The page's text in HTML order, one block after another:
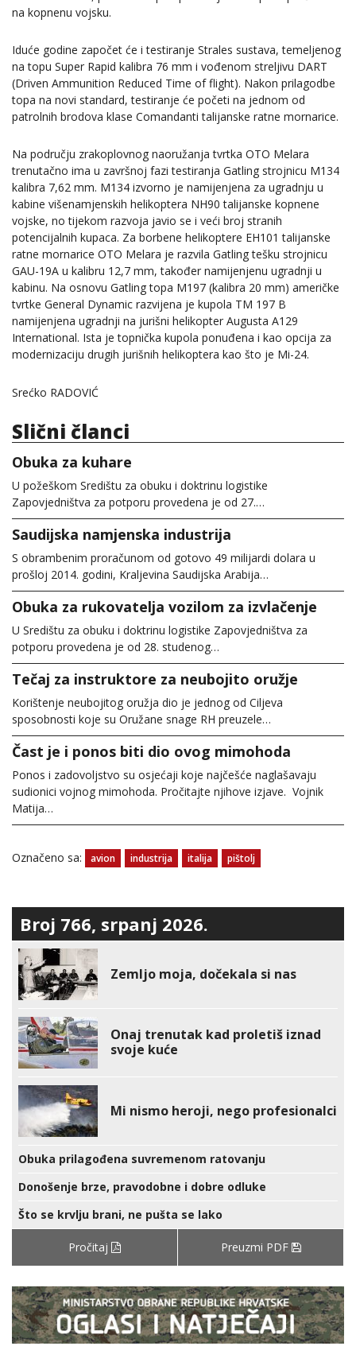
na kopnenu vojsku.
Iduće godine započet će i testiranje Strales sustava, temeljenog
na topu Super Rapid kalibra 76 mm i vođenom streljivu DART
(Driven Ammunition Reduced Time of flight). Nakon prilagodbe
topa na novi standard, testiranje će početi na jednom od
patrolnih brodova klase Comandanti talijanske ratne mornarice.
Na području zrakoplovnog naoružanja tvrtka OTO Melara
trenutačno ima u završnoj fazi testiranja Gatling strojnicu M134
kalibra 7,62 mm. M134 izvorno je namijenjena za ugradnju u
kabine višenamjenskih helikoptera NH90 talijanske kopnene
vojske, no tijekom razvoja javio se i veći broj stranih
potencijalnih kupaca. Za borbene helikoptere EH101 talijanske
ratne mornarice OTO Melara je razvila Gatling tešku strojnicu
GAU-19A u kalibru 12,7 mm, također namijenjenu ugradnji u
kabinu. Na osnovu Gatling topa M197 (kalibra 20 mm) američke
tvrtke General Dynamic razvijena je kupola TM 197 B
namijenjena ugradnji na jurišni helikopter Augusta A129
International. Ista je topnička kupola ponuđena i kao opcija za
modernizaciju drugih jurišnih helikoptera kao što je Mi-24.
Srećko RADOVIĆ
Slični članci
Obuka za kuhare
U požeškom Središtu za obuku i doktrinu logistike
Zapovjedništva za potporu provedena je od 27.…
Saudijska namjenska industrija
S obrambenim proračunom od gotovo 49 milijardi dolara u
prošloj 2014. godini, Kraljevina Saudijska Arabija…
Obuka za rukovatelja vozilom za izvlačenje
U Središtu za obuku i doktrinu logistike Zapovjedništva za
potporu provedena je od 28. studenog…
Tečaj za instruktore za neubojito oružje
Korištenje neubojitog oružja dio je jednog od Ciljeva
sposobnosti koje su Oružane snage RH preuzele…
Čast je i ponos biti dio ovog mimohoda
Ponos i zadovoljstvo su osjećaji koje najčešće naglašavaju
sudionici vojnog mimohoda. Pročitajte njihove izjave. Vojnik
Matija…
Označeno sa: avion industrija italija pištolj
Broj 766, srpanj 2026.
Zemljo moja, dočekala si nas
Onaj trenutak kad proletiš iznad
svoje kuće
Mi nismo heroji, nego profesionalci
Obuka prilagođena suvremenom ratovanju
Donošenje brze, pravodobne i dobre odluke
Što se krvlju brani, ne pušta se lako
Pročitaj Preuzmi PDF